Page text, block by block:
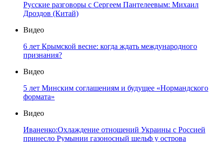
Русские разговоры с Сергеем Пантелеевым: Михаил
Дроздов (Китай)
Видео
6 лет Крымской весне: когда ждать международного
признания?
Видео
5 лет Минским соглашениям и будущее «Нормандского
формата»
Видео
Иваненко:Охлаждение отношений Украины с Россией
принесло Румынии газоносный шельф у острова